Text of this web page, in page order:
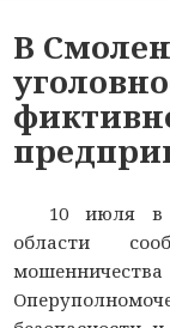
В
10 июля в
области